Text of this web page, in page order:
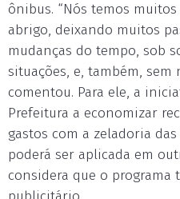
ônibus. “Nós temos
abrigo, deixando muitos
mudanças do tempo, sob
situações, e, também,
comentou. Para ele, a
Prefeitura a economizar
gastos com a zeladoria
poderá ser aplicada em
considera que o programa